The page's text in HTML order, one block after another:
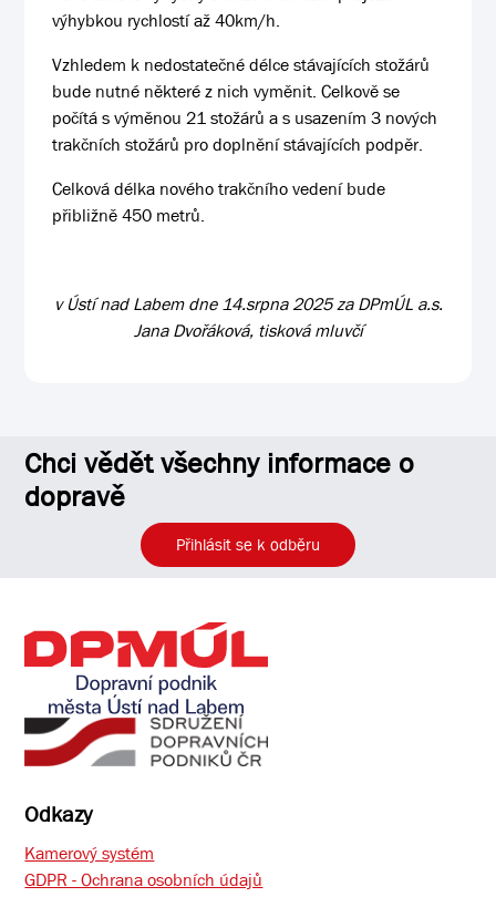
výhybkou rychlostí až 40km/h.
Vzhledem k nedostatečné délce stávajících stožárů
bude nutné některé z nich vyměnit. Celkově se
počítá s výměnou 21 stožárů a s usazením 3 nových
trakčních stožárů pro doplnění stávajících podpěr.
Celková délka nového trakčního vedení bude
přibližně 450 metrů.
v Ústí nad Labem dne 14.srpna 2025 za DPmÚL a.s.
Jana Dvořáková, tisková mluvčí
Chci vědět všechny informace o
dopravě
Přihlásit se k odběru
Odkazy
Kamerový systém
GDPR - Ochrana osobních údajů